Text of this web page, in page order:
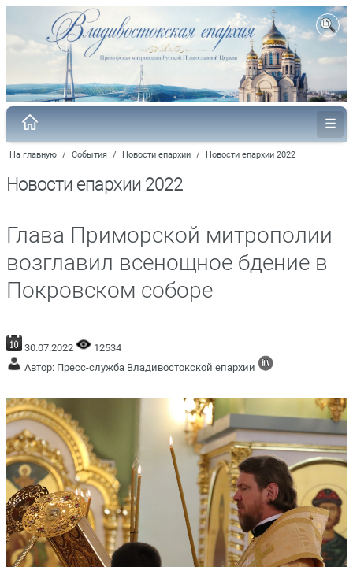
На главную / События / Новости епархии / Новости епархии 2022
Новости епархии 2022
Глава Приморской митрополии
возглавил всенощное бдение в
Покровском соборе
30.07.2022
12534
Автор: Пресс-служба Владивостокской епархии